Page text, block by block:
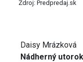
Zdroj: Predpredaj.sk
Daisy Mrázková
Nádherný utorok